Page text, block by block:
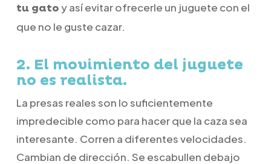
tu gato y así evitar ofrecerle un juguete con el
que no le guste cazar.
2. El movimiento del juguete
no es realista.
La presas reales son lo suficientemente
impredecible como para hacer que la caza sea
interesante. Corren a diferentes velocidades.
Cambian de dirección. Se escabullen debajo